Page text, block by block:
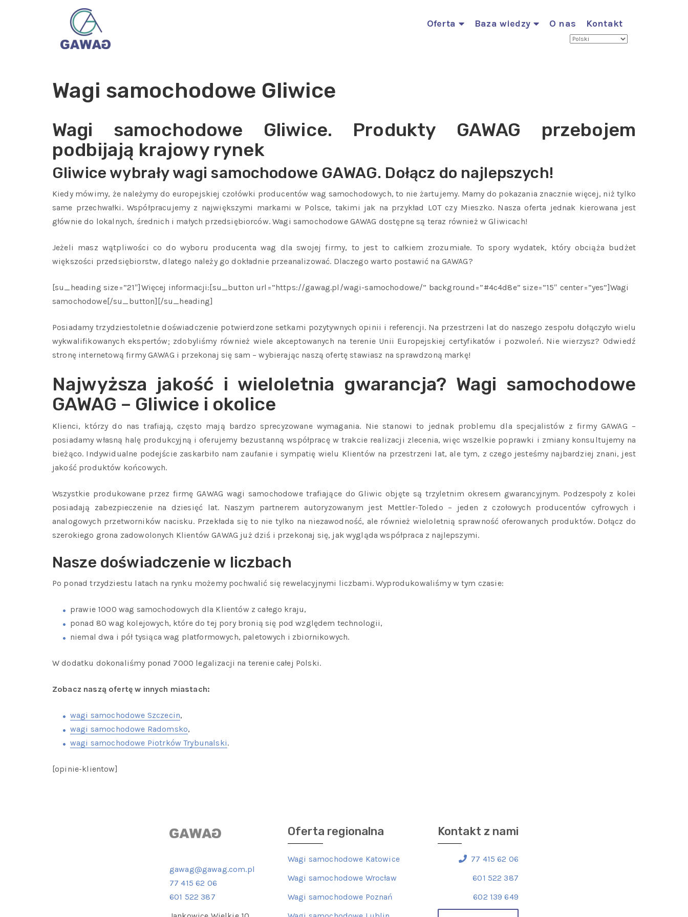
Oferta Baza wiedzy O nas Kontakt
Wagi samochodowe Gliwice
Wagi samochodowe Gliwice. Produkty GAWAG przebojem
podbijają krajowy rynek
Gliwice wybrały wagi samochodowe GAWAG. Dołącz do najlepszych!
Kiedy mówimy, że należymy do europejskiej czołówki producentów wag samochodowych, to nie żartujemy. Mamy do pokazania znacznie więcej, niż tylko
same przechwałki. Współpracujemy z największymi markami w Polsce, takimi jak na przykład LOT czy Mieszko. Nasza oferta jednak kierowana jest
głównie do lokalnych, średnich i małych przedsiębiorców. Wagi samochodowe GAWAG dostępne są teraz również w Gliwicach!
Jeżeli masz wątpliwości co do wyboru producenta wag dla swojej firmy, to jest to całkiem zrozumiałe. To spory wydatek, który obciąża budżet
większości przedsiębiorstw, dlatego należy go dokładnie przeanalizować. Dlaczego warto postawić na GAWAG?
[su_heading size=”21″]Więcej informacji:[su_button url=”https://gawag.pl/wagi-samochodowe/” background=”#4c4d8e” size=”15″ center=”yes”]Wagi
samochodowe[/su_button][/su_heading]
Posiadamy trzydziestoletnie doświadczenie potwierdzone setkami pozytywnych opinii i referencji. Na przestrzeni lat do naszego zespołu dołączyło wielu
wykwalifikowanych ekspertów; zdobyliśmy również wiele akceptowanych na terenie Unii Europejskiej certyfikatów i pozwoleń. Nie wierzysz? Odwiedź
stronę internetową firmy GAWAG i przekonaj się sam – wybierając naszą ofertę stawiasz na sprawdzoną markę!
Najwyższa jakość i wieloletnia gwarancja? Wagi samochodowe
GAWAG – Gliwice i okolice
Klienci, którzy do nas trafiają, często mają bardzo sprecyzowane wymagania. Nie stanowi to jednak problemu dla specjalistów z firmy GAWAG –
posiadamy własną halę produkcyjną i oferujemy bezustanną współpracę w trakcie realizacji zlecenia, więc wszelkie poprawki i zmiany konsultujemy na
bieżąco. Indywidualne podejście zaskarbiło nam zaufanie i sympatię wielu Klientów na przestrzeni lat, ale tym, z czego jesteśmy najbardziej znani, jest
jakość produktów końcowych.
Wszystkie produkowane przez firmę GAWAG wagi samochodowe trafiające do Gliwic objęte są trzyletnim okresem gwarancyjnym. Podzespoły z kolei
posiadają zabezpieczenie na dziesięć lat. Naszym partnerem autoryzowanym jest Mettler-Toledo – jeden z czołowych producentów cyfrowych i
analogowych przetworników nacisku. Przekłada się to nie tylko na niezawodność, ale również wieloletnią sprawność oferowanych produktów. Dołącz do
szerokiego grona zadowolonych Klientów GAWAG już dziś i przekonaj się, jak wygląda współpraca z najlepszymi.
Nasze doświadczenie w liczbach
Po ponad trzydziestu latach na rynku możemy pochwalić się rewelacyjnymi liczbami. Wyprodukowaliśmy w tym czasie:
prawie 1000 wag samochodowych dla Klientów z całego kraju,
ponad 80 wag kolejowych, które do tej pory bronią się pod względem technologii,
niemal dwa i pół tysiąca wag platformowych, paletowych i zbiornikowych.
W dodatku dokonaliśmy ponad 7000 legalizacji na terenie całej Polski.
Zobacz naszą ofertę w innych miastach:
wagi samochodowe Szczecin,
wagi samochodowe Radomsko,
wagi samochodowe Piotrków Trybunalski.
[opinie-klientow]
gawag@gawag.com.pl
77 415 62 06
601 522 387
Oferta regionalna
Wagi samochodowe Katowice
Wagi samochodowe Wrocław
Wagi samochodowe Poznań
Kontakt z nami
77 415 62 06
601 522 387
602 139 649